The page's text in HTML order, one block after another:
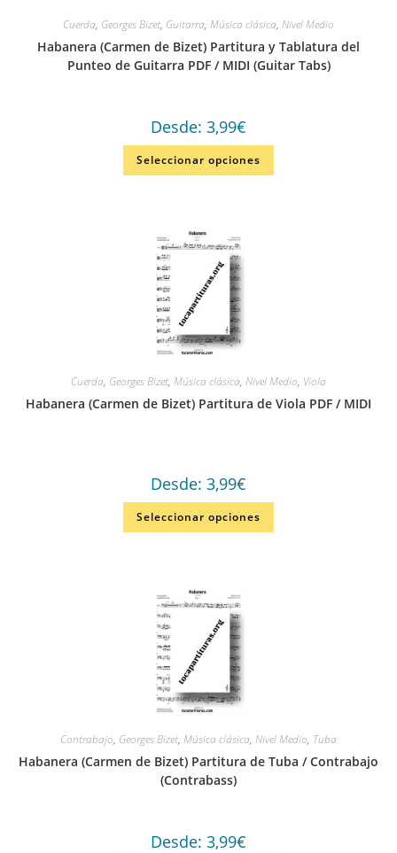
Cuerda, Georges Bizet, Guitarra, Música clásica, Nivel Medio
Habanera (Carmen de Bizet) Partitura y Tablatura del
Punteo de Guitarra PDF / MIDI (Guitar Tabs)
Desde: 3,99€
Seleccionar opciones
Cuerda, Georges Bizet, Música clásica, Nivel Medio, Viola
Habanera (Carmen de Bizet) Partitura de Viola PDF / MIDI
Desde: 3,99€
Seleccionar opciones
Contrabajo, Georges Bizet, Música clásica, Nivel Medio, Tuba
Habanera (Carmen de Bizet) Partitura de Tuba / Contrabajo
(Contrabass)
Desde: 3,99€